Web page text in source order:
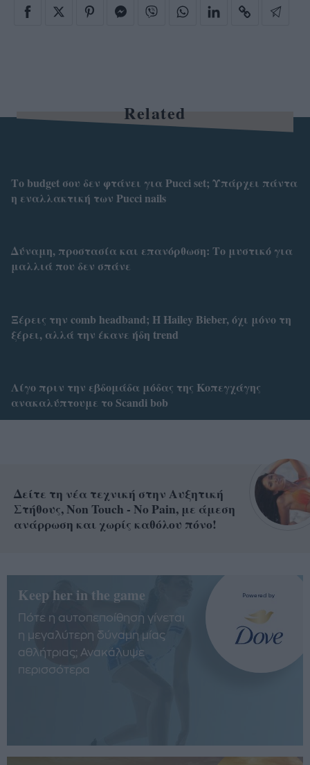
Related
Το budget σου δεν φτάνει για Pucci set; Υπάρχει πάντα
η εναλλακτική των Pucci nails
Δύναμη, προστασία και επανόρθωση: Το μυστικό για
μαλλιά που δεν σπάνε
Ξέρεις την comb headband; Η Hailey Bieber, όχι μόνο τη
ξέρει, αλλά την έκανε ήδη trend
Λίγο πριν την εβδομάδα μόδας της Κοπεγχάγης
ανακαλύπτουμε το Scandi bob
Δείτε τη νέα τεχνική στην Αυξητική
Στήθους, Non Touch - No Pain, με άμεση
ανάρρωση και χωρίς καθόλου πόνο!
Keep her in the game
Πότε η αυτοπεποίθηση γίνεται
η μεγαλύτερη δύναμη μίας
αθλήτριας; Ανακάλυψε
περισσότερα